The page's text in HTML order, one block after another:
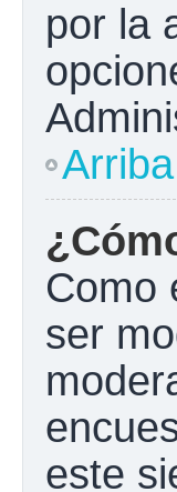
por la
Arriba
Como
ser
este